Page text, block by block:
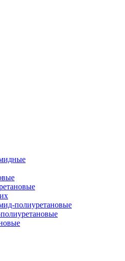
полиуретановые